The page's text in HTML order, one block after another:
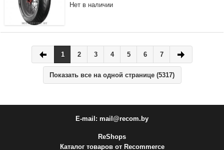
Нет в наличии
1 2 3 4 5 6 7
Показать все на одной странице (5317)
E-mail: mail@recom.by
ReShops
Каталог товаров от Recommerce